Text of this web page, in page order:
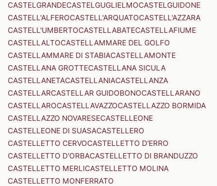
CASTELGRANDECASTELGUGLIELMOCASTELGUIDONE
CASTELL'ALFEROCASTELL'ARQUATOCASTELL'AZZARA
CASTELL'UMBERTOCASTELLABATECASTELLAFIUME
CASTELLALTOCASTELLAMMARE DEL GOLFO
CASTELLAMMARE DI STABIACASTELLAMONTE
CASTELLANA GROTTECASTELLANA SICULA
CASTELLANETACASTELLANIACASTELLANZA
CASTELLARCASTELLAR GUIDOBONOCASTELLARANO
CASTELLAROCASTELLAVAZZOCASTELLAZZO BORMIDA
CASTELLAZZO NOVARESECASTELLEONE
CASTELLEONE DI SUASACASTELLERO
CASTELLETTO CERVOCASTELLETTO D'ERRO
CASTELLETTO D'ORBACASTELLETTO DI BRANDUZZO
CASTELLETTO MERLICASTELLETTO MOLINA
CASTELLETTO MONFERRATO